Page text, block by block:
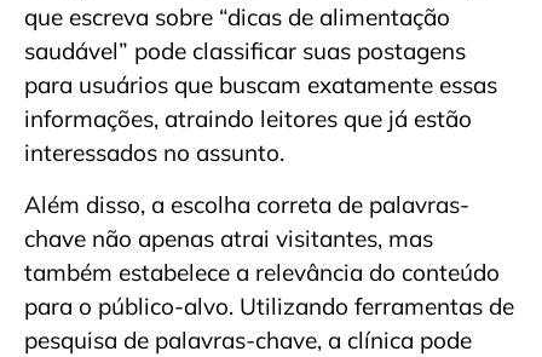
que escreva sobre “dicas de alimentação
saudável” pode classificar suas postagens
para usuários que buscam exatamente essas
informações, atraindo leitores que já estão
interessados no assunto.
Além disso, a escolha correta de palavras-
chave não apenas atrai visitantes, mas
também estabelece a relevância do conteúdo
para o público-alvo. Utilizando ferramentas de
pesquisa de palavras-chave, a clínica pode